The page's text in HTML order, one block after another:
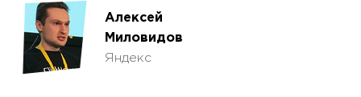
Алексей
Миловидов
Яндекс